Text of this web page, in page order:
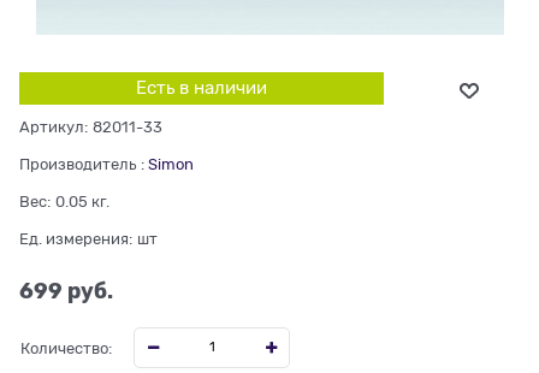
Есть в наличии
Артикул: 82011-33
Производитель : Simon
Вес: 0.05 кг.
Ед. измерения: шт
699 руб.
Количество: